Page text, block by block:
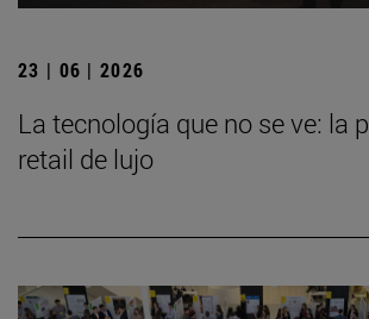
23 | 06 | 2026
La tecnología que no se ve: la
retail de lujo